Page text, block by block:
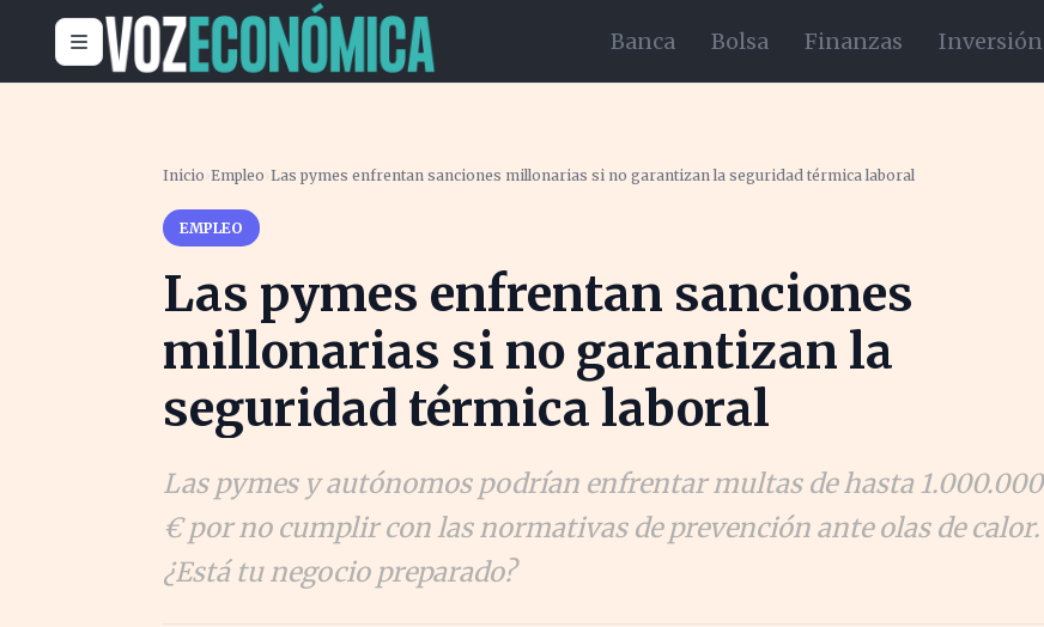
Banca Bolsa Finanzas Inversión
Inicio ›Empleo ›Las pymes enfrentan sanciones millonarias si no garantizan la seguridad térmica laboral
EMPLEO
Las pymes enfrentan sanciones
millonarias si no garantizan la
seguridad térmica laboral
Las pymes y autónomos podrían enfrentar multas de hasta 1.000.000
€ por no cumplir con las normativas de prevención ante olas de calor.
¿Está tu negocio preparado?